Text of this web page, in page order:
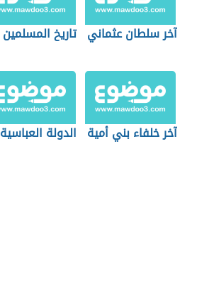
آخر سلطان عثماني تاريخ المسلمين
آخر خلفاء بني أمية الدولة العباسية